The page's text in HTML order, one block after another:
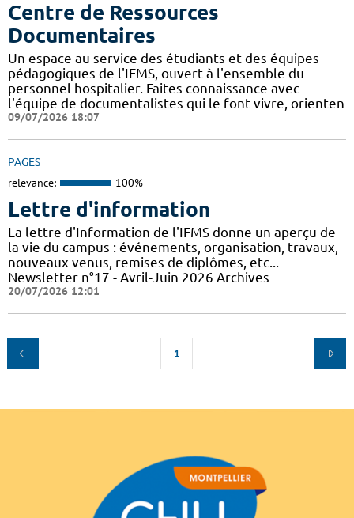
Centre de Ressources
Documentaires
Un espace au service des étudiants et des équipes
pédagogiques de l'IFMS, ouvert à l'ensemble du
personnel hospitalier. Faites connaissance avec
l'équipe de documentalistes qui le font vivre, orienten
09/07/2026 18:07
PAGES
relevance: 100%
Lettre d'information
La lettre d'Information de l'IFMS donne un aperçu de
la vie du campus : événements, organisation, travaux,
nouveaux venus, remises de diplômes, etc...
Newsletter n°17 - Avril-Juin 2026 Archives
20/07/2026 12:01
1